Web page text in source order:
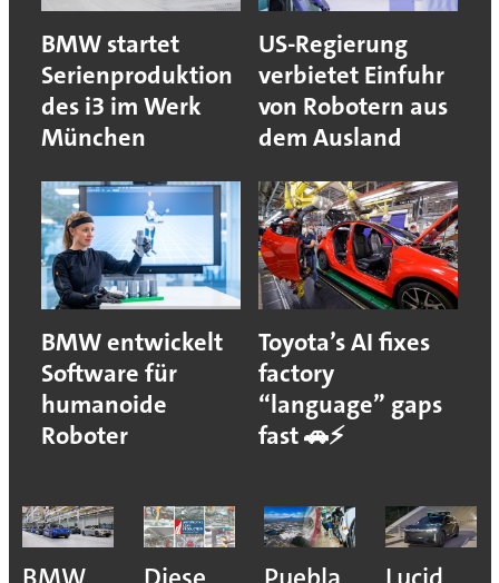
BMW startet
Serienproduktion
des i3 im Werk
München
US-Regierung
verbietet Einfuhr
von Robotern aus
dem Ausland
BMW entwickelt
Software für
humanoide
Roboter
Toyota’s AI fixes
factory
“language” gaps
fast 🚗⚡